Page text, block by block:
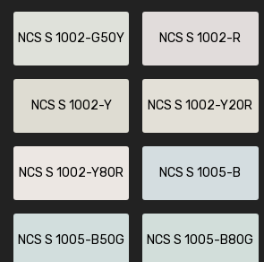
NCS S 1002-G50Y NCS S 1002-R
NCS S 1002-Y NCS S 1002-Y20R
NCS S 1002-Y80R NCS S 1005-B
NCS S 1005-B50G NCS S 1005-B80G